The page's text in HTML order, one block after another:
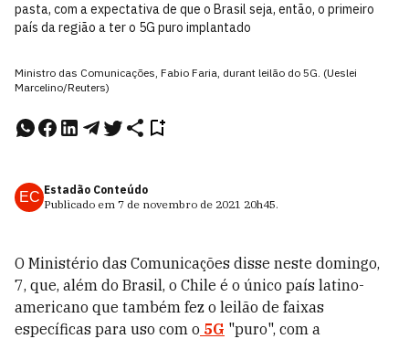
pasta, com a expectativa de que o Brasil seja, então, o primeiro
país da região a ter o 5G puro implantado
Ministro das Comunicações, Fabio Faria, durant leilão do 5G. (Ueslei
Marcelino/Reuters)
EC Estadão Conteúdo
Publicado em 7 de novembro de 2021 20h45.
O Ministério das Comunicações disse neste domingo,
7, que, além do Brasil, o Chile é o único país latino-
americano que também fez o leilão de faixas
específicas para uso com o 5G "puro", com a